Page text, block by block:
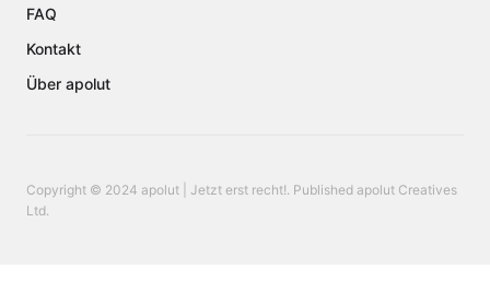
FAQ
Kontakt
Über apolut
Copyright © 2024 apolut | Jetzt erst recht!. Published apolut Creatives
Ltd.